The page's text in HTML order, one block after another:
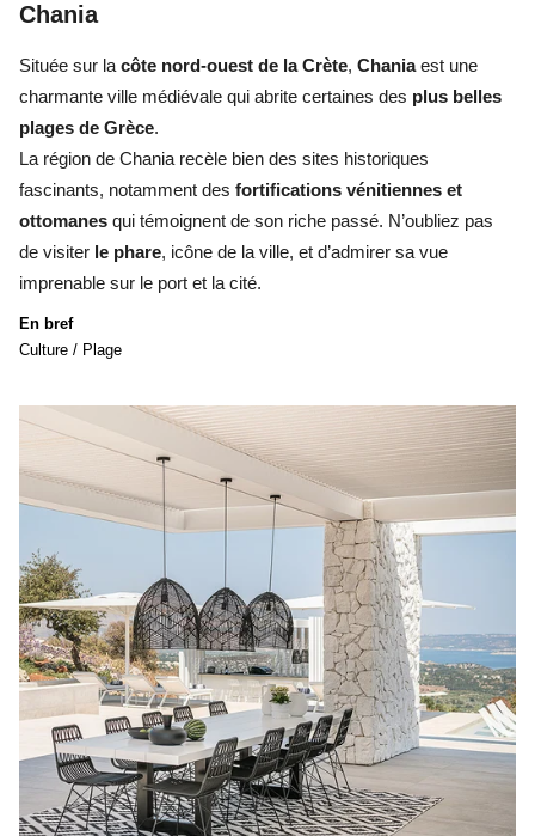
Chania
Située sur la côte nord-ouest de la Crète, Chaniaest une
charmante ville médiévale qui abrite certaines des plus belles
plages de Grèce.
La région de Chania recèle bien des sites historiques
fascinants, notamment des fortifications vénitiennes et
ottomanes qui témoignent de son riche passé. N’oubliez pas
de visiter le phare, icône de la ville, et d’admirer sa vue
imprenable sur le port et la cité.
En bref
Culture / Plage